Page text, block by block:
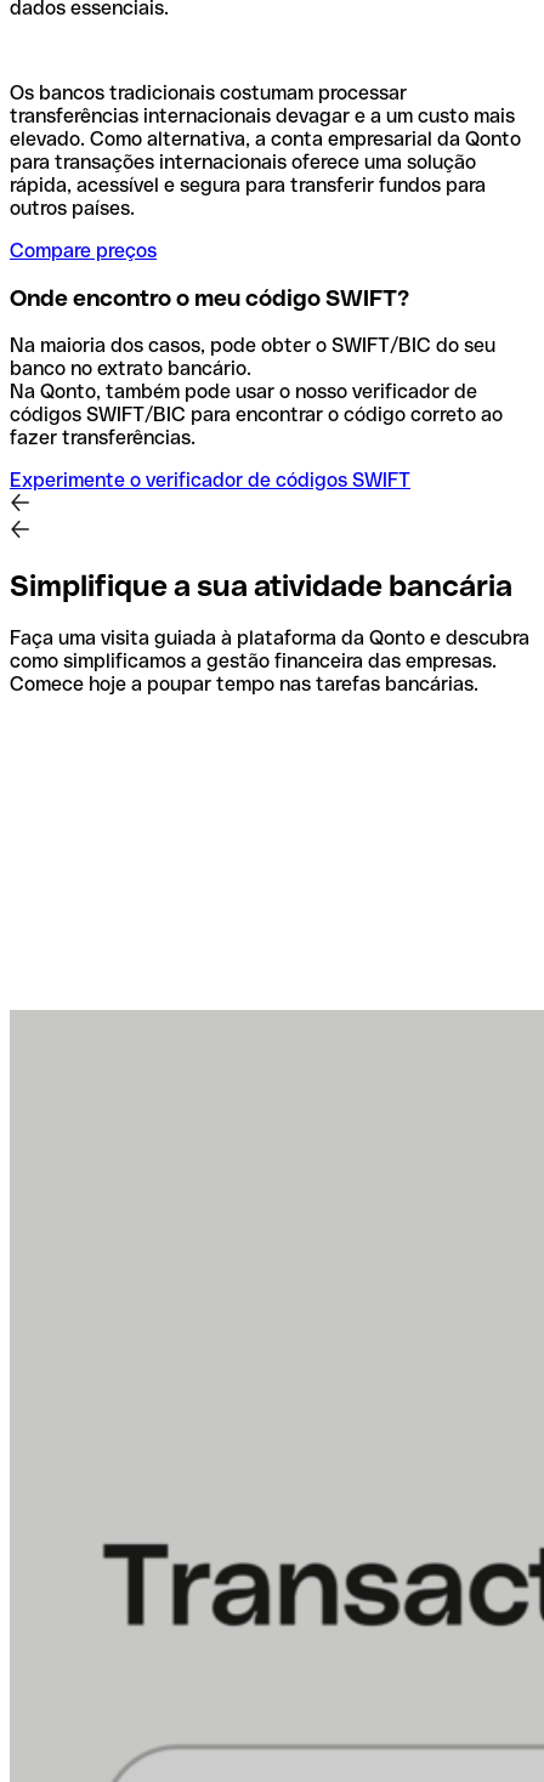
dados essenciais.
Os bancos tradicionais costumam processar
transferências internacionais devagar e a um custo mais
elevado. Como alternativa, a conta empresarial da Qonto
para transações internacionais oferece uma solução
rápida, acessível e segura para transferir fundos para
outros países.
Compare preços
Onde encontro o meu código SWIFT?
Na maioria dos casos, pode obter o SWIFT/BIC do seu
banco no extrato bancário.
Na Qonto, também pode usar o nosso verificador de
códigos SWIFT/BIC para encontrar o código correto ao
fazer transferências.
Experimente o verificador de códigos SWIFT
Simplifique a sua atividade bancária
Faça uma visita guiada à plataforma da Qonto e descubra
como simplificamos a gestão financeira das empresas.
Comece hoje a poupar tempo nas tarefas bancárias.